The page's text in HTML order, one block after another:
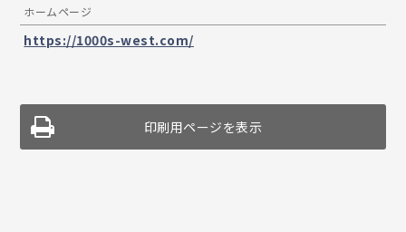
ホームページ
https://1000s-west.com/
印刷用ページを表示